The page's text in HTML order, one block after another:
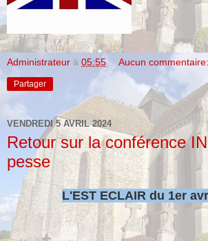
Administrateur à 05:55 Aucun commentaire:
Partager
VENDREDI 5 AVRIL 2024
Retour sur la conférence
pesse
L'EST ECLAIR du 1er